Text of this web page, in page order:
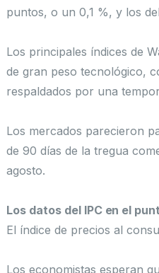
puntos, o un 0,1 %, y los del
Los principales índices de
de gran peso tecnológico,
respaldados por una
Los mercados parecieron
de 90 días de la tregua
agosto.
Los datos del IPC en el
El índice de precios al
Los economistas esperan